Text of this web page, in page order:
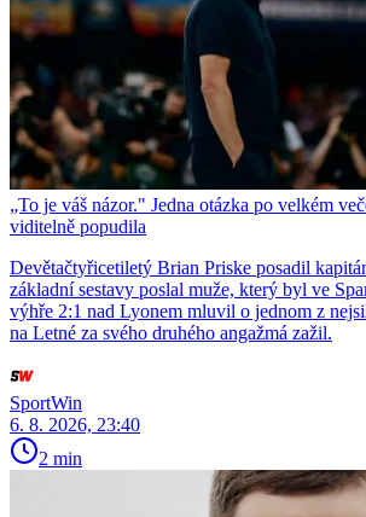
„To je váš názor." Jedna otázka po velkém
viditelně popudila
Devětačtyřicetiletý Brian Priske posadil
základní sestavy poslal muže, který byl ve
výhře 2:1 nad Lyonem mluvil o jednom z
na Letné za svého druhého angažmá zažil.
SportWin
6. 8. 2026, 23:40
2 min